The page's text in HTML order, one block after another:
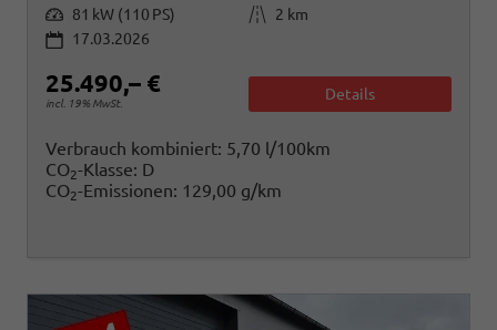
Leistung 81 kW (110 PS) Kilometerstand
2 km
17.03.2026
25.490,– €
incl. 19% MwSt.
Details
Verbrauch kombiniert: 5,70 l/100km
CO2-Klasse: D
CO2-Emissionen: 129,00 g/km